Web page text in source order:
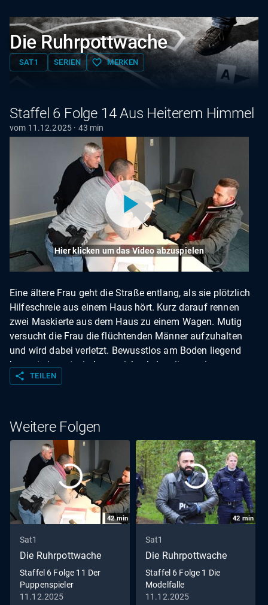
Die Ruhrpottwache
SAT1 SERIEN favorite_border MERKEN
Staffel 6 Folge 14 Aus Heiterem Himmel
vom 11.12.2025 · 43 min
Hier klicken um das Video abzuspielen
Eine ältere Frau geht die Straße entlang, als sie plötzlich
Hilfeschreie aus einem Haus hört. Kurz darauf rennen
zwei Maskierte aus dem Haus zu einem Wagen. Mutig
versucht die Frau die flüchtenden Männer aufzuhalten
und wird dabei verletzt. Bewusstlos am Boden liegend
kommt sie erst wieder zu sich, als bereits zwei
Streifenpolizisten über ihr stehen.
share TEILEN
Weitere Folgen
42min
Sat1
Die Ruhrpottwache
Staffel 6 Folge 11 Der
Puppenspieler
11.12.2025
42 min
Sat1
Die Ruhrpottwache
Staffel 6 Folge 1 Die
Modelfalle
11.12.2025